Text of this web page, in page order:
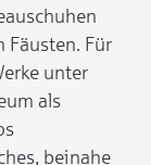
Fäusten. Für
unter
als
beinahe